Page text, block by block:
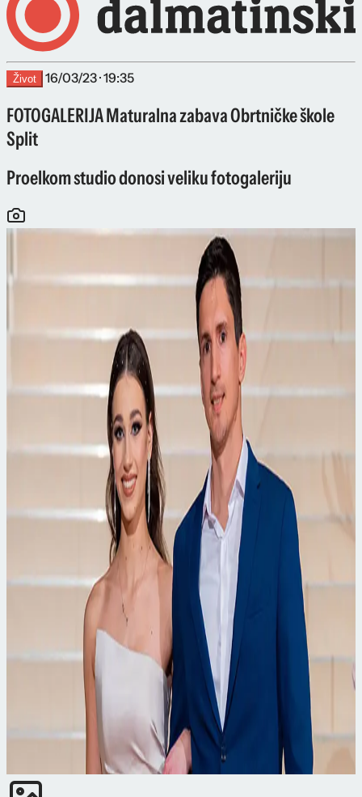
Život 16/03/23 · 19:35
FOTOGALERIJA Maturalna zabava Obrtničke škole
Split
Proelkom studio donosi veliku fotogaleriju